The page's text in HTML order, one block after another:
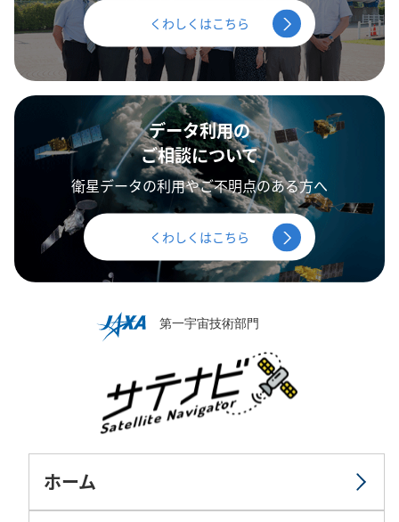
くわしくはこちら
データ利用の
ご相談について
衛星データの利用やご不明点のある方へ
くわしくはこちら
ホーム